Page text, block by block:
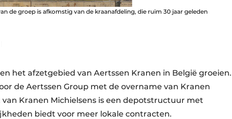
de groep is afkomstig van de kraanafdeling, die ruim 30 jaar geleden
het afzetgebied van Aertssen Kranen in België groeien.
de Aertssen Group met de overname van Kranen
Kranen Michielsens is een depotstructuur met
biedt voor meer lokale contracten.